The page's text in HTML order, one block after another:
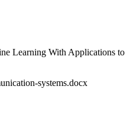
Learning With Applications to
systems.docx